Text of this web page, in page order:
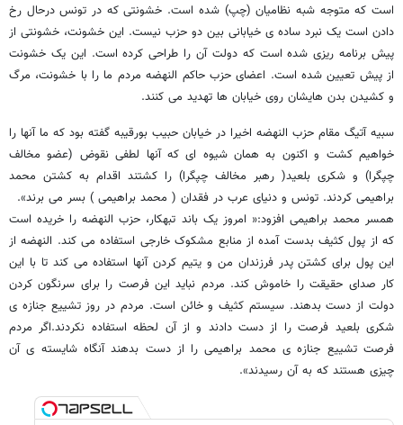
است که متوجه شبه نظامیان (چپ) شده است. خشونتی که در تونس درحال رخ
دادن است یک نبرد ساده ی خیابانی بین دو حزب نیست. این خشونت، خشونتی از
پیش برنامه ریزی شده است که دولت آن را طراحی کرده است. این یک خشونت
از پیش تعیین شده است. اعضای حزب حاکم النهضه مردم ما را با خشونت، مرگ
و کشیدن بدن هایشان روی خیابان ها تهدید می کنند.
سبیه آتیگ مقام حزب النهضه اخیرا در خیابان حبیب بورقیبه گفته بود که ما آنها را
خواهیم کشت و اکنون به همان شیوه ای که آنها لطفی نقوض (عضو مخالف
چپگرا) و شکری بلعید( رهبر مخالف چپگرا) را کشتند اقدام به کشتن محمد
براهیمی کردند. تونس و دنیای عرب در فقدان ( محمد براهیمی ) بسر می برند».
همسر محمد براهیمی افزود:« امروز یک باند تبهکار، حزب النهضه را خریده است
که از پول کثیف بدست آمده از منابع مشکوک خارجی استفاده می کند. النهضه از
این پول برای کشتن پدر فرزندان من و یتیم کردن آنها استفاده می کند تا با این
کار صدای حقیقت را خاموش کند. مردم نباید این فرصت را برای سرنگون کردن
دولت از دست بدهند. سیستم کثیف و خائن است. مردم در روز تشییع جنازه ی
شکری بلعید فرصت را از دست دادند و از آن لحظه استفاده نکردند.اگر مردم
فرصت تشییع جنازه ی محمد براهیمی را از دست بدهند آنگاه شایسته ی آن
چیزی هستند که به آن رسیدند».